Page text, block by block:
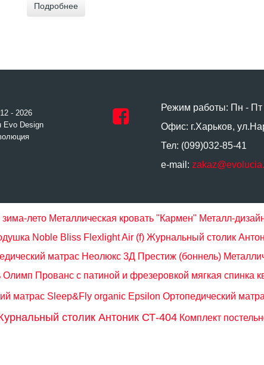
Подробнее
- 2026
Evo Design
Режим работы: Пн - Пт
Офис: г.Харьков,
Тел: (099)032-85-41
e-mail:
лето Металлическая кровать "Кармен" Металл-
Noble Bliss Flexlight Air (f) Журнальный столик
матрас Неолюкс 3Д Преcтиж (боннель)
Олимп Прованс с патиной и фрезеровкой мягкая спинка
матрас Sleep&Fly organic Epsilon Ортопедический
столик Антоник СТ-404 Комплект